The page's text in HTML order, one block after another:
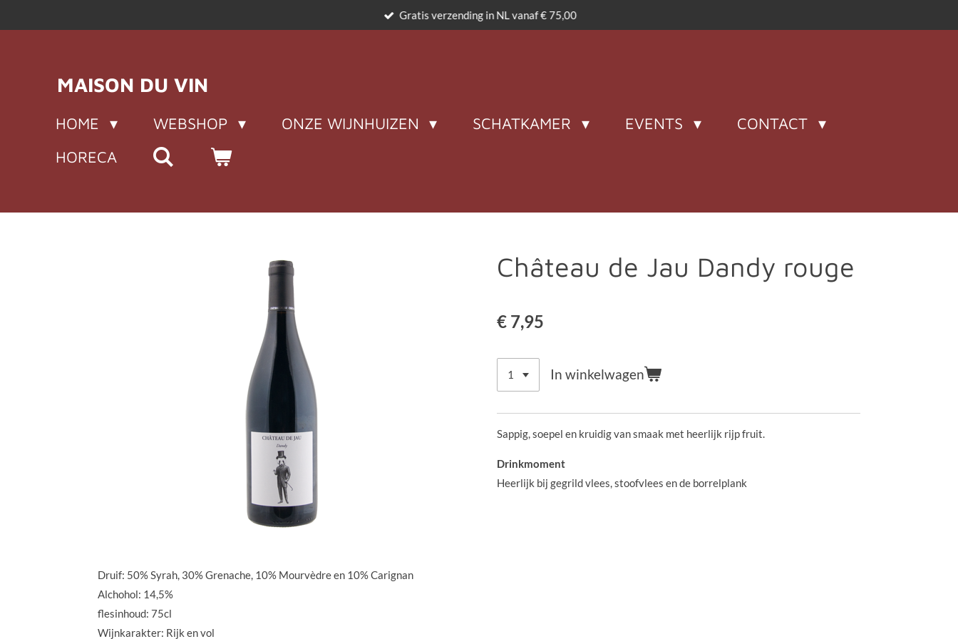
hoofdinhoud
Gratis verzending in NL vanaf € 75,00
MAISON DU VIN
HOME WEBSHOP ONZE WIJNHUIZEN SCHATKAMER EVENTS
CONTACT
HORECA
Château de Jau Dandy rouge
€ 7,95
In winkelwagen
Sappig, soepel en kruidig van smaak met heerlijk rijp fruit.
Drinkmoment
Heerlijk bij gegrild vlees, stoofvlees en de borrelplank
Druif: 50% Syrah, 30% Grenache, 10% Mourvèdre en 10% Carignan
Alchohol: 14,5%
flesinhoud: 75cl
Wijnkarakter: Rijk en vol